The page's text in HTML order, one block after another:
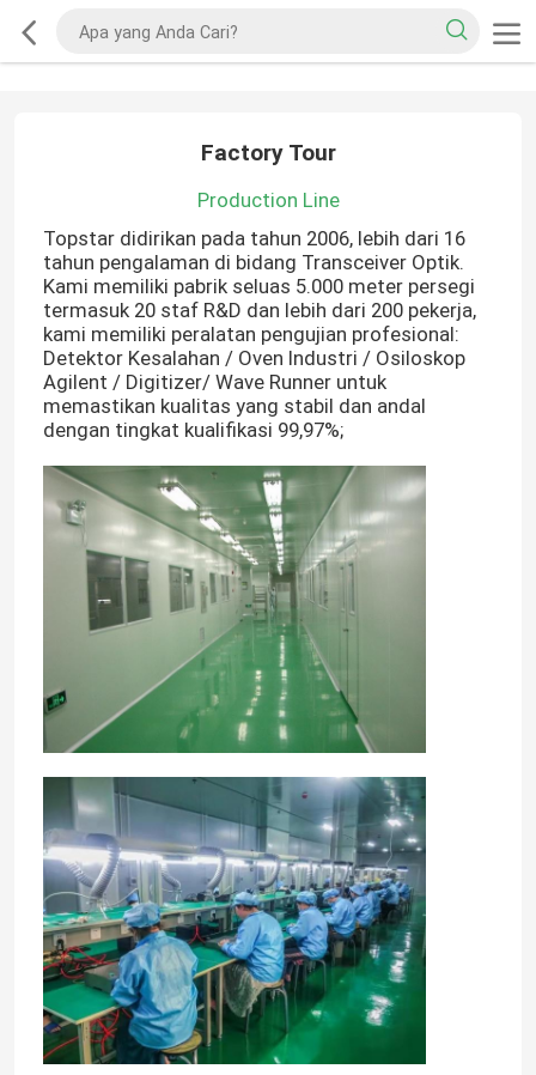
Factory Tour
Production Line
Topstar didirikan pada tahun 2006, lebih dari 16
tahun pengalaman di bidang Transceiver Optik.
Kami memiliki pabrik seluas 5.000 meter persegi
termasuk 20 staf R&D dan lebih dari 200 pekerja,
kami memiliki peralatan pengujian profesional:
Detektor Kesalahan / Oven Industri / Osiloskop
Agilent / Digitizer/ Wave Runner untuk
memastikan kualitas yang stabil dan andal
dengan tingkat kualifikasi 99,97%;